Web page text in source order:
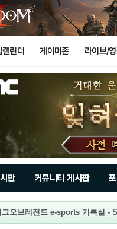
린더 게이머존 라이브/
판 커뮤니티 게시판
그오브레전드 e-sports 기록실 -